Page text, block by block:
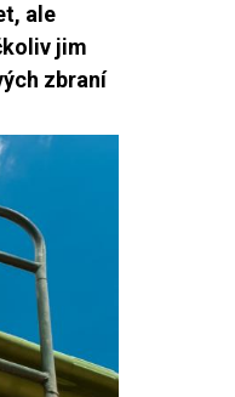
ale
jim
zbraní